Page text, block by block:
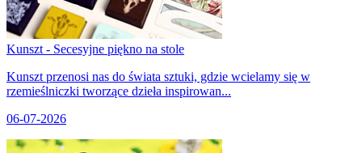
Kunszt - Secesyjne piękno na stole
Kunszt przenosi nas do świata sztuki, gdzie wcielamy się w
rzemieślniczki tworzące dzieła inspirowan...
06-07-2026